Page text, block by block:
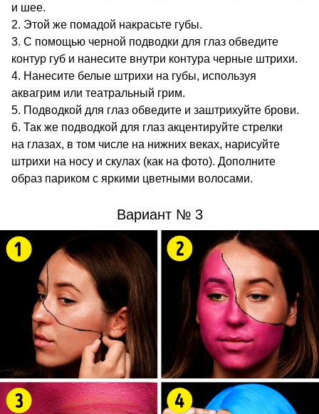
и шее.
Этой же помадой накрасьте губы.
С помощью черной подводки для глаз обведите
контур губ и нанесите внутри контура черные штрихи.
Нанесите белые штрихи на губы, используя
аквагрим или театральный грим.
Подводкой для глаз обведите и заштрихуйте брови.
Так же подводкой для глаз акцентируйте стрелки
на глазах, в том числе на нижних веках, нарисуйте
штрихи на носу и скулах (как на фото). Дополните
образ париком с яркими цветными волосами.
Вариант № 3